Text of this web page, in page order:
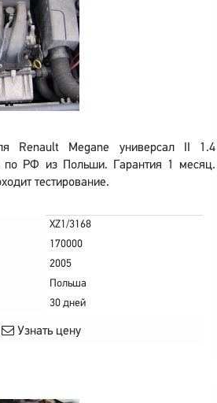
Renault Megane универсал II 1.4
по РФ из Польши. Гарантия 1 месяц.
тестирование.
XZ1/3168
170000
2005
Польша
30 дней
Узнать цену